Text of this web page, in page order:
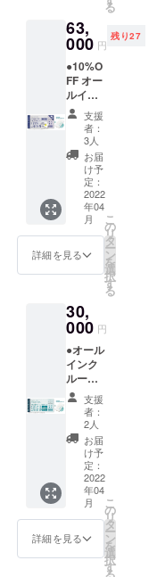
も可
能。 ※
利用期
限は
【2023
年3月31
日】ま
でにな
りま
す。 ※
ご予約
は21年3
月頃よ
り受付
を開始
いただ
きます
※ご予約
時の
キャン
セリポ
リシー
は「前
日18時
以降の
キャン
セル・
ノー
ショー
100％」
とさせ
だきま
す。 ※
飲み放
題。温
放題で
す。ロ
ゴ入り
モバイ
ルバッ
テリー
付き。
専属コ
ンシェ
ルジュ
(バト
ラー)付
日だけ
でなく
前日の
ご利用
も可
能。 ※
利用期
限は
【2022
年4月か
ら2023
年3月31
日】ま
でにな
りま
す。 ※
ご予約
は21年3
月頃よ
り受付
価格：2
名
70000
円〜）
です。
地元の
素材を
ふんだ
んに
使った
夕食、
朝食付
き。お
飲み物
飲み放
題。温
泉入り
モバイ
ルバッ
付き。
専属コ
ンシェ
ルジュ
(バト
ラー)付
き。 平
日だけ
でな
く、
金・
土・祝
ご利用
も可
ナルモ
バイル
バッテ
リー ●
お礼の
メール
グラン
ドオー
プン後
にご宿
泊いた
だける
「リ
ゾート
宿泊」
チケッ
ト（通
価格：2
60000
円〜）
です。
地元の
素材を
ふんだ
んに
使った
夕食、
朝食付
き。お
飲み物
飲み放
題。温
泉入り
放題で
す。ロ
る
63,
000 円
残り27
●10%O
FF オー
ルイン
クルー
シブ付
【ドー
ムホテ
ル型グ
ランピ
ングリ
ゾート
１泊２
日宿泊
券（ペ
ア）
オリジ
ナルモ
バイル
バッテ
リー ●
お礼の
メール
◆グラ
ンド
オープ
ン後に
ご宿泊
いただ
ける
「リ
ゾート
宿泊」
支援
者：
3人
お届
け予
定：
2022
年04
月
詳細を見る
こ
の
リ
タ
ー
ン
を
選
択
す
る
30,
000 円
●オール
インク
ルーシ
ブ付き
【ドー
ムホテ
ル型グ
ランピ
ングリ
ゾート
１泊２
日宿泊
券」人
数追加
チケッ
ト】 ●
支援
者：
2人
お届
け予
定：
2022
年04
月
詳細を見る
こ
の
リ
タ
ー
ン
を
選
択
す